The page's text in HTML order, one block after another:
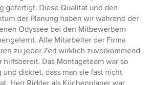
gefertigt. Diese Qualität und den
der Planung haben wir während der
Odyssee bei den Mitbewerbern
Alle Mitarbeiter der Firma
zu jeder Zeit wirklich zuvorkommend
hilfsbereit. Das Montageteam war so
und diskret, dass man sie fast nicht